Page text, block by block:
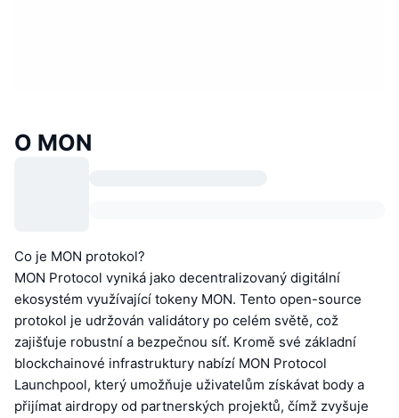
O MON
Co je MON protokol?
MON Protocol vyniká jako decentralizovaný digitální
ekosystém využívající tokeny MON. Tento open-source
protokol je udržován validátory po celém světě, což
zajišťuje robustní a bezpečnou síť. Kromě své základní
blockchainové infrastruktury nabízí MON Protocol
Launchpool, který umožňuje uživatelům získávat body a
přijímat airdropy od partnerských projektů, čímž zvyšuje